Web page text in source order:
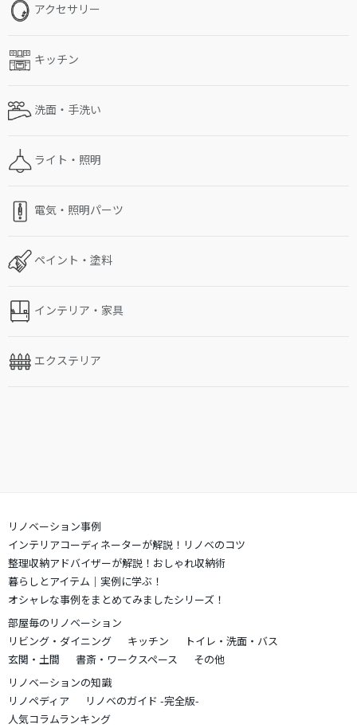
アクセサリー
キッチン
洗面・手洗い
ライト・照明
電気・照明パーツ
ペイント・塗料
インテリア・家具
エクステリア
リノベーション事例
インテリアコーディネーターが解説！リノベのコツ
整理収納アドバイザーが解説！おしゃれ収納術
暮らしとアイテム｜実例に学ぶ！
オシャレな事例をまとめてみましたシリーズ！
部屋毎のリノベーション
リビング・ダイニング
キッチン
トイレ・洗面・バス
玄関・土間
書斎・ワークスペース
その他
リノベーションの知識
リノペディア
リノベのガイド -完全版-
人気コラムランキング